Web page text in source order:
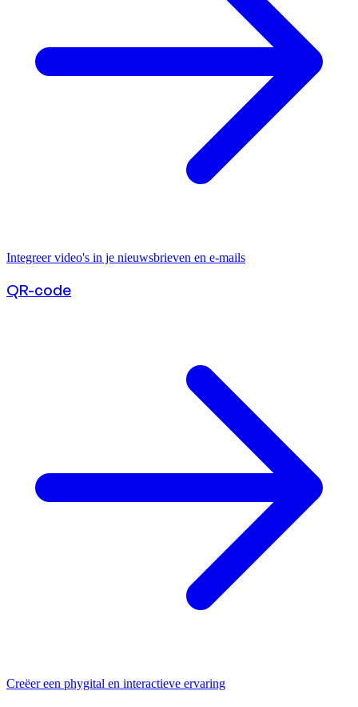
Integreer video's in je nieuwsbrieven en e-mails
QR-code
Creëer een phygital en interactieve ervaring